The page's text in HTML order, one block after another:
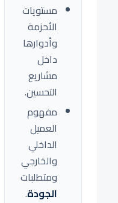
مستويات
الأحزمة
وأدوارها
داخل
مشاريع
التحسين.
مفهوم
العميل
الداخلي
والخارجي
ومتطلبات
الجودة.